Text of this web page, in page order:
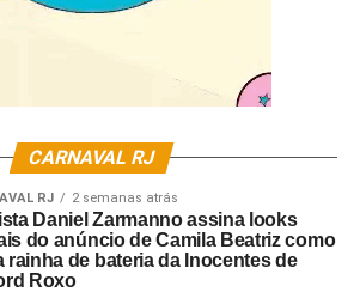
CARNAVAL RJ
RJ 2 semanas atrás
Daniel Zarmanno assina looks
do anúncio de Camila Beatriz como
rainha de bateria da Inocentes de
Roxo